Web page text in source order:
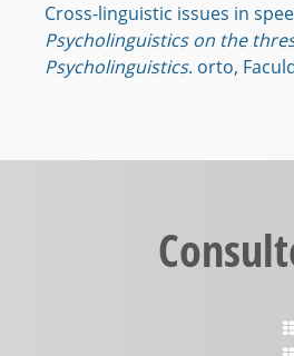
Cross-linguistic issues in
Psycholinguistics on the
Psycholinguistics. orto,